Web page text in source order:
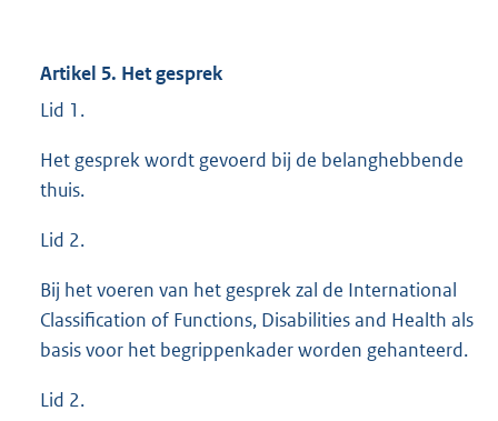
Artikel 5. Het gesprek
Lid 1.
Het gesprek wordt gevoerd bij de belanghebbende
thuis.
Lid 2.
Bij het voeren van het gesprek zal de International
Classification of Functions, Disabilities and Health als
basis voor het begrippenkader worden gehanteerd.
Lid 2.